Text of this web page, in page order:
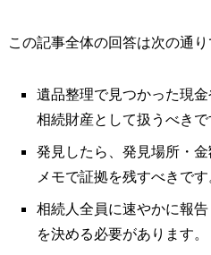
この記事全体の回答は次の通り
遺品整理で見つかった現
相続財産として扱うべきで
発見したら、発見場所・
メモで証拠を残すべきです
相続人全員に速やかに報
を決める必要があります。